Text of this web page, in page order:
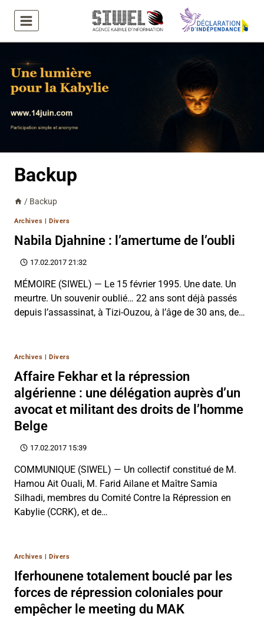
contenu
Backup
/ Backup
Archives Divers
Nabila Djahnine : l’amertume de l’oubli
17.02.2017 21:32
MÉMOIRE (SIWEL) — Le 15 février 1995. Une date. Un
meurtre. Un souvenir oublié… 22 ans sont déjà passés
depuis l’assassinat, à Tizi-Ouzou, à l’âge de 30 ans, de…
Archives |Divers
Affaire Fekhar et la répression
algérienne : une délégation auprès d’un
avocat et militant des droits de l’homme
Belge
17.02.2017 15:39
COMMUNIQUE (SIWEL) — Un collectif constitué de M.
Hamou Ait Ouali, M. Farid Ailane et Maître Samia
Silhadi, membres du Comité Contre la Répression en
Kabylie (CCRK), et de…
Archives |Divers
Iferhounene totalement bouclé par les
forces de répression coloniales pour
empêcher le meeting du MAK